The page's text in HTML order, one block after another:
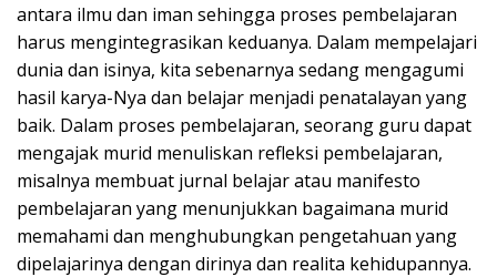
antara ilmu dan iman sehingga proses pembelajaran
harus mengintegrasikan keduanya. Dalam mempelajari
dunia dan isinya, kita sebenarnya sedang mengagumi
hasil karya-Nya dan belajar menjadi penatalayan yang
baik. Dalam proses pembelajaran, seorang guru dapat
mengajak murid menuliskan refleksi pembelajaran,
misalnya membuat jurnal belajar atau manifesto
pembelajaran yang menunjukkan bagaimana murid
memahami dan menghubungkan pengetahuan yang
dipelajarinya dengan dirinya dan realita kehidupannya.